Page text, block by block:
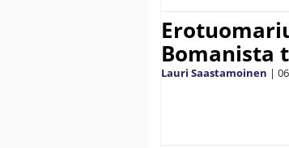
Bomanista
Lauri Saastamoinen |